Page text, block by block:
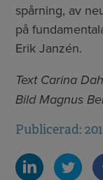
spårning, av
på
Erik Janzén.
Text Carina
Bild Magnus
Publicerad: